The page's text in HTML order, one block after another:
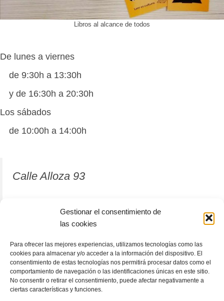
Gestionar el consentimiento de
las cookies
Para ofrecer las mejores experiencias, utilizamos tecnologías como las
cookies para almacenar y/o acceder a la información del dispositivo. El
consentimiento de estas tecnologías nos permitirá procesar datos como el
comportamiento de navegación o las identificaciones únicas en este sitio.
No consentir o retirar el consentimiento, puede afectar negativamente a
ciertas características y funciones.
Libros al alcance de todos
De lunes a viernes
de 9:30h a 13:30h
y de 16:30h a 20:30h
Los sábados
de 10:00h a 14:00h
Calle Alloza 93
12001 Castellón de la Plana
964 81 37 63